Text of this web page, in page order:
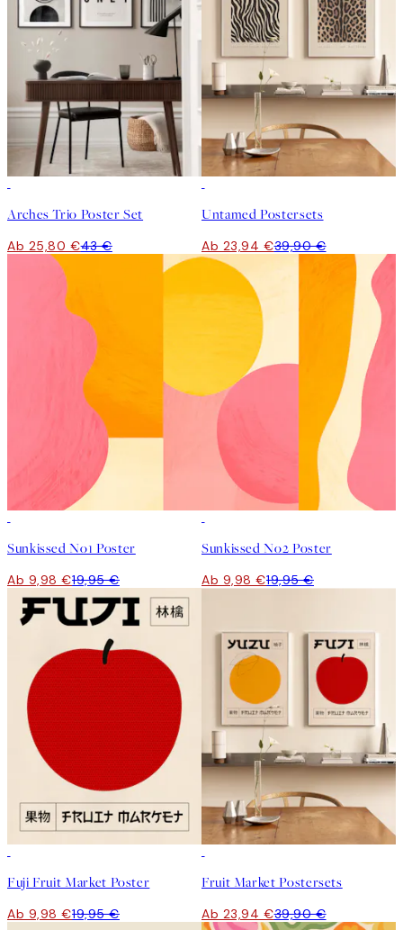
Arches Trio Poster Set
Ab 25,80 €43 €
Untamed Postersets
Ab 23,94 €39,90 €
Sunkissed No1 Poster
Ab 9,98 €19,95 €
Sunkissed No2 Poster
Ab 9,98 €19,95 €
Fuji Fruit Market Poster
Ab 9,98 €19,95 €
Fruit Market Postersets
Ab 23,94 €39,90 €